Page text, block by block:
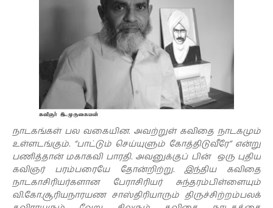
நாடகங்கள் பல வகையின. அவற்றுள் கவிதை நாடகமும்
உள்ளடங்கும். “பாட்டும் செய்யுளும் கோத்திடுவீரே” என்று
பணித்தான் மகாகவி பாரதி. அவனுக்குப் பின் ஒரு புதிய
கவிஞர் பரம்பரையே தோன்றிற்று. இந்திய கவிதை
நாடகாசிரியர்களான பேராசிரியர் சுந்தரம்பிள்ளையும்
வி.கோ.சூரியநாரயண சாஸ்திரியாரும் திருச்சிற்றம்பலக்